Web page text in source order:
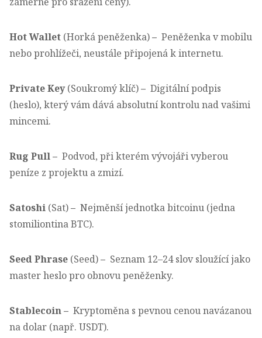
Hot Wallet (Horká peněženka)– Peněženka v mobilu
nebo prohlížeči, neustále připojená k internetu.
Private Key(Soukromý klíč)– Digitální podpis
(heslo), který vám dává absolutní kontrolu nad vašimi
mincemi.
Rug Pull– Podvod, při kterém vývojáři vyberou
peníze z projektu a zmizí.
Satoshi (Sat)– Nejměnší jednotka bitcoinu (jedna
stomiliontina BTC).
Seed Phrase (Seed)– Seznam 12–24 slov sloužící jako
master heslo pro obnovu peněženky.
Stablecoin– Kryptoměna s pevnou cenou navázanou
na dolar (např. USDT).